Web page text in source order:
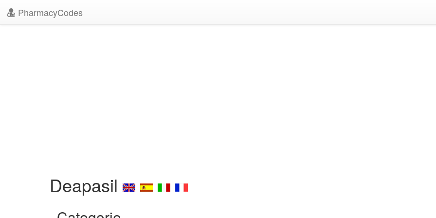
PharmacyCodes
Deapasil